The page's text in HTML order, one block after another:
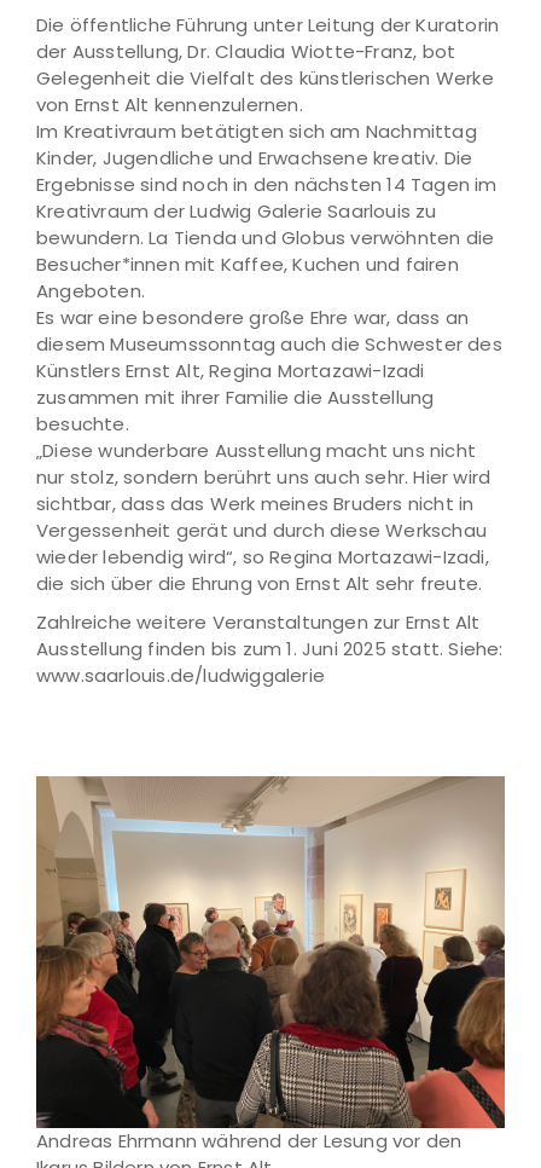
Die öffentliche Führung unter Leitung der Kuratorin
der Ausstellung, Dr. Claudia Wiotte-Franz, bot
Gelegenheit die Vielfalt des künstlerischen Werke
von Ernst Alt kennenzulernen.
Im Kreativraum betätigten sich am Nachmittag
Kinder, Jugendliche und Erwachsene kreativ. Die
Ergebnisse sind noch in den nächsten 14 Tagen im
Kreativraum der Ludwig Galerie Saarlouis zu
bewundern. La Tienda und Globus verwöhnten die
Besucher*innen mit Kaffee, Kuchen und fairen
Angeboten.
Es war eine besondere große Ehre war, dass an
diesem Museumssonntag auch die Schwester des
Künstlers Ernst Alt, Regina Mortazawi-Izadi
zusammen mit ihrer Familie die Ausstellung
besuchte.
„Diese wunderbare Ausstellung macht uns nicht
nur stolz, sondern berührt uns auch sehr. Hier wird
sichtbar, dass das Werk meines Bruders nicht in
Vergessenheit gerät und durch diese Werkschau
wieder lebendig wird“, so Regina Mortazawi-Izadi,
die sich über die Ehrung von Ernst Alt sehr freute.
Zahlreiche weitere Veranstaltungen zur Ernst Alt
Ausstellung finden bis zum 1. Juni 2025 statt. Siehe:
www.saarlouis.de/ludwiggalerie
Andreas Ehrmann während der Lesung vor den